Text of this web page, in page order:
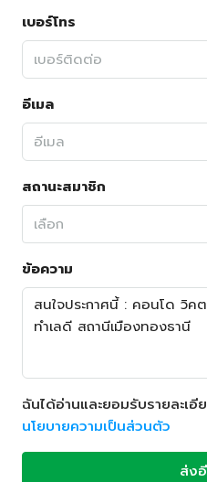
เบอร์โทร
อีเมล
สถานะสมาชิก
เลือก
ข้อความ
ฉันได้อ่านและยอมรับรายละเอี
นโยบายความเป็นส่วนตัว
ส่ง